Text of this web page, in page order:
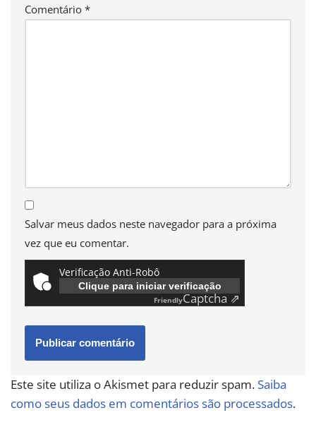
Comentário *
Salvar meus dados neste navegador para a próxima
vez que eu comentar.
Verificação Anti-Robô
Clique para iniciar verificação
FriendlyCaptcha ⇗
Este site utiliza o Akismet para reduzir spam. Saiba
como seus dados em comentários são processados.